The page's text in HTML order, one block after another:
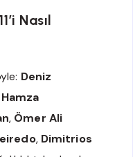
Nasıl
Deniz
Hamza
, Ömer Ali
, Dimitrios